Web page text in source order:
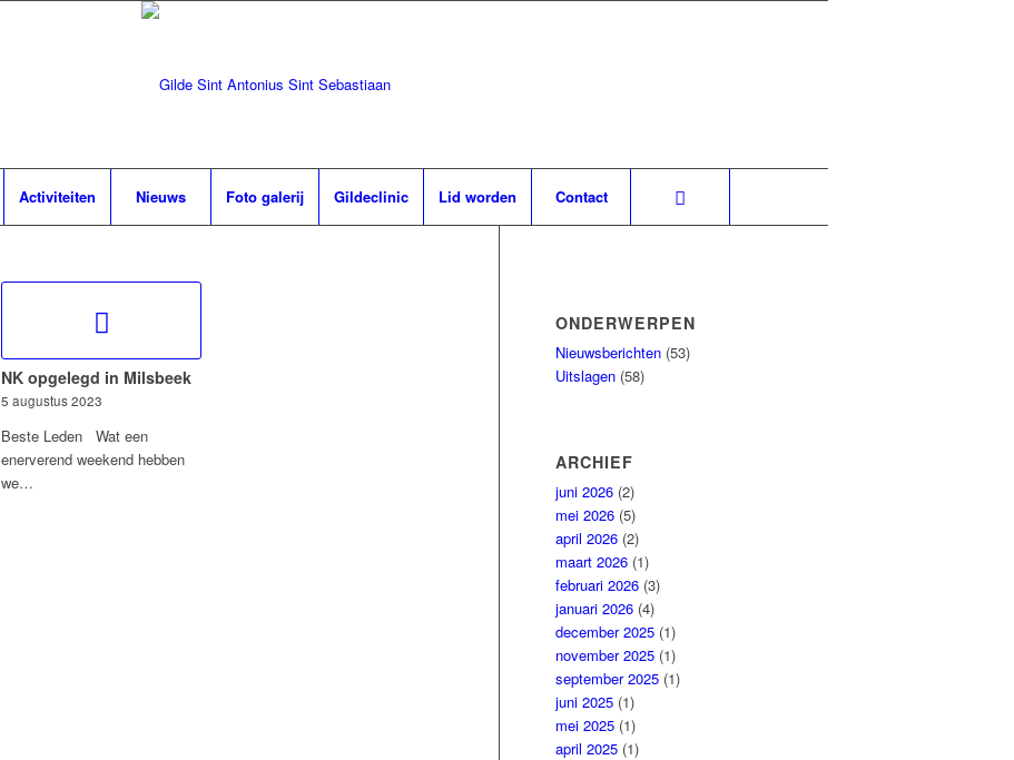
Activiteiten Nieuws Foto galerij Gildeclinic Lid worden Contact
NK opgelegd in Milsbeek
5 augustus 2023
Beste Leden Wat een
enerverend weekend hebben
we…
ONDERWERPEN
Nieuwsberichten (53)
Uitslagen (58)
ARCHIEF
juni 2026 (2)
mei 2026 (5)
april 2026 (2)
maart 2026 (1)
februari 2026 (3)
januari 2026 (4)
december 2025 (1)
november 2025 (1)
september 2025 (1)
juni 2025 (1)
mei 2025 (1)
april 2025 (1)